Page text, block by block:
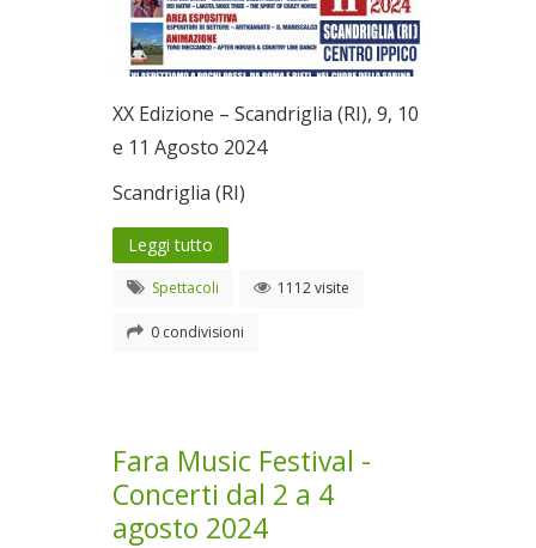
XX Edizione – Scandriglia (RI), 9, 10
e 11 Agosto 2024
Scandriglia (RI)
Leggi tutto
Spettacoli 1112 visite
0 condivisioni
Fara Music Festival -
Concerti dal 2 a 4
agosto 2024